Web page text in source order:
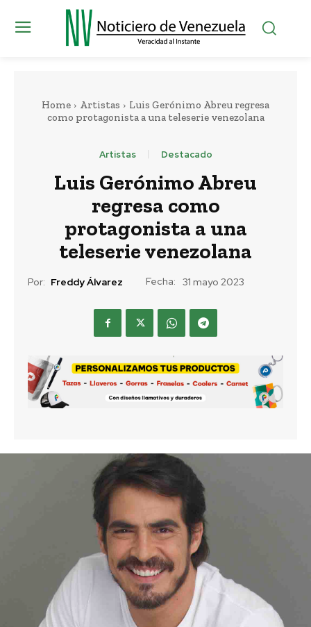
Home Artistas
Luis Gerónimo Abreu regresa
como protagonista a una teleserie venezolana
Artistas Destacado
Luis Gerónimo Abreu
regresa como
protagonista a una
teleserie venezolana
Por: Freddy Álvarez Fecha: 31 mayo 2023